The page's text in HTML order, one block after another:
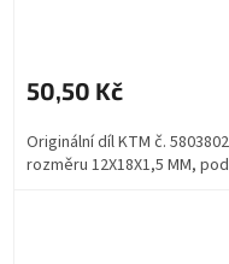
50,50 Kč
Originální díl KTM č.
rozměru 12X18X1,5 MM,